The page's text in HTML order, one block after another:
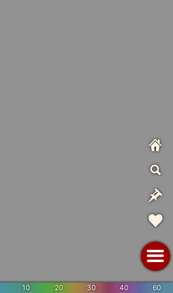
10 20 30 40 60